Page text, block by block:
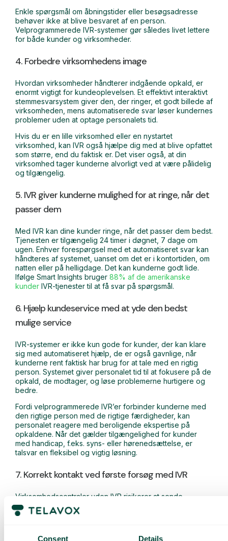
Consent Details
Enkle spørgsmål om åbningstider eller besøgsadresse
behøver ikke at blive besvaret af en person.
Velprogrammerede IVR-systemer gør således livet lettere
for både kunder og virksomheder.
4. Forbedre virksomhedens image
Hvordan virksomheder håndterer indgående opkald, er
enormt vigtigt for kundeoplevelsen. Et effektivt interaktivt
stemmesvarsystem giver den, der ringer, et godt billede af
virksomheden, mens automatiserede svar løser kundernes
problemer uden at optage personalets tid.
Hvis du er en lille virksomhed eller en nystartet
virksomhed, kan IVR også hjælpe dig med at blive opfattet
som større, end du faktisk er. Det viser også, at din
virksomhed tager kunderne alvorligt ved at være pålidelig
og tilgængelig.
5. IVR giver kunderne mulighed for at ringe, når det
passer dem
Med IVR kan dine kunder ringe, når det passer dem bedst.
Tjenesten er tilgængelig 24 timer i døgnet, 7 dage om
ugen. Enhver forespørgsel med et automatiseret svar kan
håndteres af systemet, uanset om det er i kontortiden, om
natten eller på helligdage. Det kan kunderne godt lide.
Ifølge Smart Insights bruger 88% af de amerikanske
kunder IVR-tjenester til at få svar på spørgsmål.
6. Hjælp kundeservice med at yde den bedst
mulige service
IVR-systemer er ikke kun gode for kunder, der kan klare
sig med automatiseret hjælp, de er også gavnlige, når
kunderne rent faktisk har brug for at tale med en rigtig
person. Systemet giver personalet tid til at fokusere på de
opkald, de modtager, og løse problemerne hurtigere og
bedre.
Fordi velprogrammerede IVR’er forbinder kunderne med
den rigtige person med de rigtige færdigheder, kan
personalet reagere med beroligende ekspertise på
opkaldene. Når det gælder tilgængelighed for kunder
med handicap, f.eks. syns- eller hørenedsættelse, er
talsvar en fleksibel og vigtig løsning.
7. Korrekt kontakt ved første forsøg med IVR
Virksomhedscentraler uden IVR risikerer at sende
kunderne den forkerte vej eller endda at afbryde
forbindelsen til dem. I store virksomheder med mange